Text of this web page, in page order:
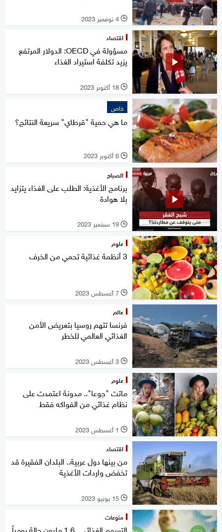
l 4 نوفمبر 2023
اقتصاد
مسؤولة في OECD: الدولار المرتفع
يزيد تكلفة استيراد الغذاء
l 18 أكتوبر 2023
خاص
ما هي حمية "قرطاي" سريعة النتائج؟
l 6 أكتوبر 2023
الصباح
برنامج الأغذية: الطلب على الغذاء يتزايد
بلا هوادة
l 19 سبتمبر 2023
علوم
3 أنظمة غذائية تحمي من الخرف
l 7 أغسطس 2023
عالم
فرنسا تتهم روسيا بتعريض الأمن
الغذائي العالمي للخطر
l 3 أغسطس 2023
علوم
ماتت "جوعا".. مدونة اعتمدت على
نظام غذائي من الفواكه فقط
l 1 أغسطس 2023
اقتصاد
من بينها دول عربية.. البلدان الفقيرة قد
تخفض واردات الأغذية
l 15 يونيو 2023
منوعات
التسمم الغذائي.. 1.6 مليون حالة يومياً